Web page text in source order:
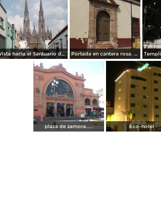
Vista hacia el Santuario de Guadalupe. Abril/2015 Portada en cantera rosa. Abril/2015
plaza de zamora..... Eco-hotel